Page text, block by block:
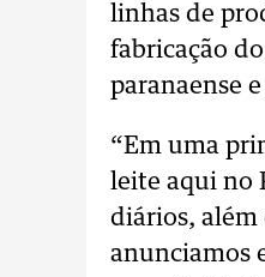
linhas de
fabricação
paranaense
“Em uma
leite aqui no
diários,
anunciamos